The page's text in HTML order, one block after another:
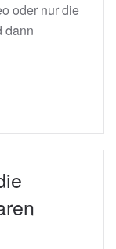
oder nur die
dann